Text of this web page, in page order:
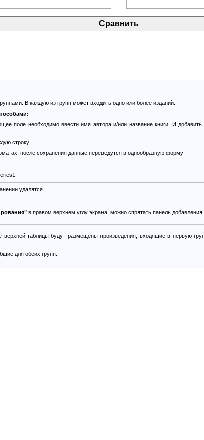
В каждую из групп может входить одно или более изданий.
поле необходимо ввести имя автора и/или название книги. И
строку.
после сохранения данные переведутся в однообразную форму:
series1
удалятся.
в правом верхнем углу экрана, можно спрятать панель добавления
верхней таблицы будут размещены произведения, входящие в первую
для обеих групп.